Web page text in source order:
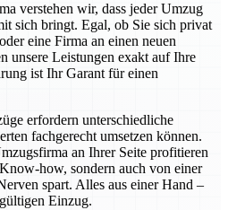
verstehen wir, dass jeder Umzug
sich bringt. Egal, ob Sie sich privat
eine Firma an einen neuen
unsere Leistungen exakt auf Ihre
ist Ihr Garant für einen
erfordern unterschiedliche
fachgerecht umsetzen können.
an Ihrer Seite profitieren
how, sondern auch von einer
spart. Alles aus einer Hand –
Einzug.